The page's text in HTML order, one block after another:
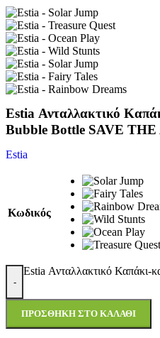
Estia Ανταλλακτικό
Bubble Bottle SAVE
Estia
Κωδικός
-
Estia Ανταλλακτικό Καπάκι-
ΠΡΟΣΘΉΚΗ ΣΤΟ ΚΑΛΆΘΙ